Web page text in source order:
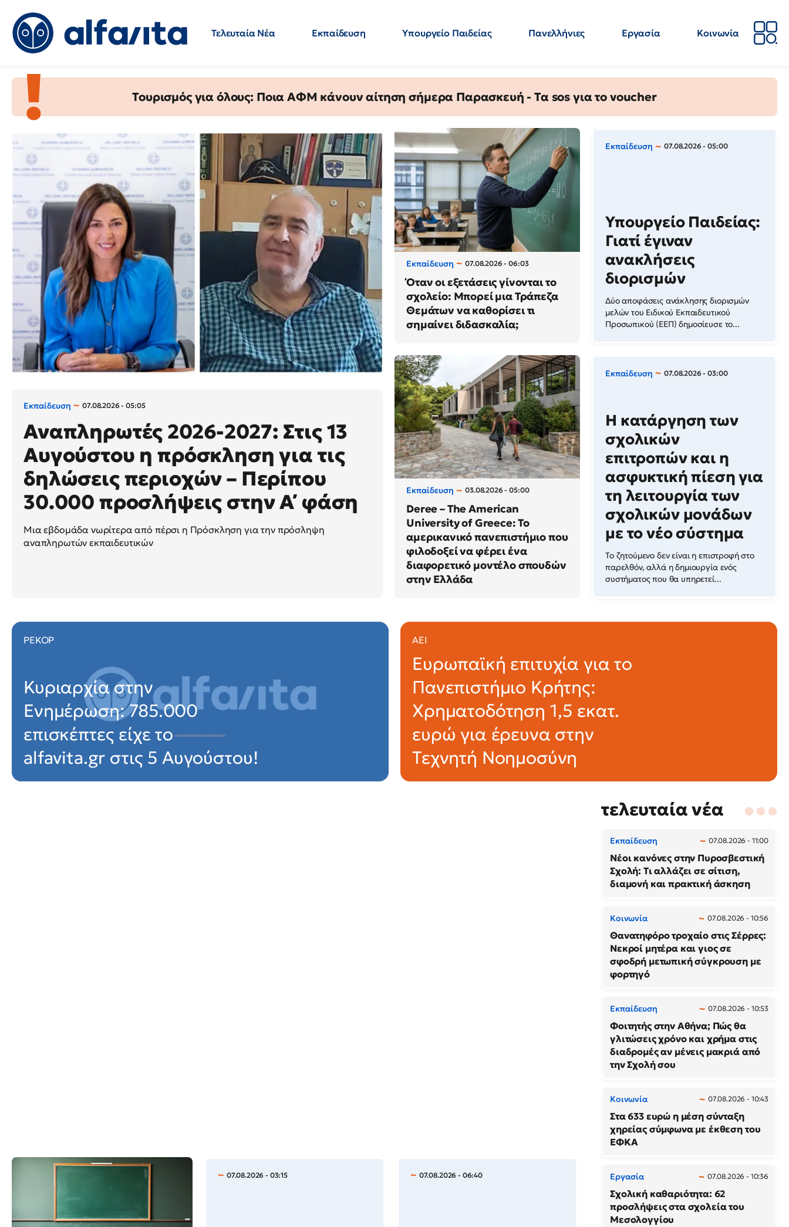
AlfaVita
-
Ειδήσεις
για
την
εκπαίδευση
Τελευταία Νέα Εκπαίδευση Υπουργείο Παιδείας Πανελλήνιες Εργασία
Κοινωνία
Τουρισμός για όλους: Ποια ΑΦΜ κάνουν αίτηση σήμερα Παρασκευή - Τα sos για το voucher
Εκπαίδευση 07.08.2026 - 05:05
Αναπληρωτές 2026-2027: Στις 13
Αυγούστου η πρόσκληση για τις
δηλώσεις περιοχών – Περίπου
30.000 προσλήψεις στην Α΄ φάση
Μια εβδομάδα νωρίτερα από πέρσι η Πρόσκληση για την πρόσληψη
αναπληρωτών εκπαιδευτικών
Εκπαίδευση 07.08.2026 - 06:03
Όταν οι εξετάσεις γίνονται το
σχολείο: Μπορεί μια Τράπεζα
Θεμάτων να καθορίσει τι
σημαίνει διδασκαλία;
Εκπαίδευση 03.08.2026 - 05:00
Deree – The American
University of Greece: Το
αμερικανικό πανεπιστήμιο που
φιλοδοξεί να φέρει ένα
διαφορετικό μοντέλο σπουδών
στην Ελλάδα
Εκπαίδευση 07.08.2026 - 05:00
Υπουργείο Παιδείας:
Γιατί έγιναν
ανακλήσεις
διορισμών
Δύο αποφάσεις ανάκλησης διορισμών
μελών του Ειδικού Εκπαιδευτικού
Προσωπικού (ΕΕΠ) δημοσίευσε το...
Εκπαίδευση 07.08.2026 - 03:00
Η κατάργηση των
σχολικών
επιτροπών και η
ασφυκτική πίεση για
τη λειτουργία των
σχολικών μονάδων
με το νέο σύστημα
Το ζητούμενο δεν είναι η επιστροφή στο
παρελθόν, αλλά η δημιουργία ενός
συστήματος που θα υπηρετεί...
ΡΕΚΟΡ
Κυριαρχία στην
Ενημέρωση: 785.000
επισκέπτες είχε το
alfavita.gr στις 5 Αυγούστου!
ΑΕΙ
Ευρωπαϊκή επιτυχία για το
Πανεπιστήμιο Κρήτης:
Χρηματοδότηση 1,5 εκατ.
ευρώ για έρευνα στην
Τεχνητή Νοημοσύνη
07.08.2026 - 03:15 07.08.2026 - 06:40
τελευταία νέα
Εκπαίδευση 07.08.2026 - 11:00
Νέοι κανόνες στην Πυροσβεστική
Σχολή: Τι αλλάζει σε σίτιση,
διαμονή και πρακτική άσκηση
Κοινωνία 07.08.2026 - 10:56
Θανατηφόρο τροχαίο στις Σέρρες:
Νεκροί μητέρα και γιος σε
σφοδρή μετωπική σύγκρουση με
φορτηγό
Εκπαίδευση 07.08.2026 - 10:53
Φοιτητής στην Αθήνα; Πώς θα
γλιτώσεις χρόνο και χρήμα στις
διαδρομές αν μένεις μακριά από
την Σχολή σου
Κοινωνία 07.08.2026 - 10:43
Στα 633 ευρώ η μέση σύνταξη
χηρείας σύμφωνα με έκθεση του
ΕΦΚΑ
Εργασία 07.08.2026 - 10:36
Σχολική καθαριότητα: 62
προσλήψεις στα σχολεία του
Μεσολογγίου